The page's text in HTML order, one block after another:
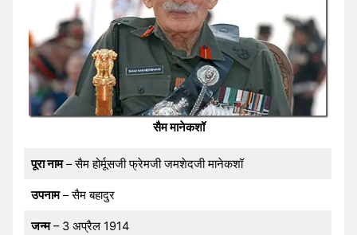
सैम मानेकशॉ
पूरा नाम– सैम होर्मूसजी फ्रेमजी जमशेदजी मानेकशॉ
उपनाम– सैम बहादुर
जन्म– 3 अप्रैल 1914